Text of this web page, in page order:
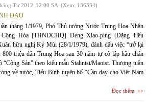
Tư 2012 12:00 SA (Xem: 136334)
ĐẠO
tháng 1/1979, Phó Thủ tướng Nước Trung Hoa Nhân
Cộng Hòa [THNDCHQ] Deng Xiao-ping [Đặng Tiểu
hữu nghị Kỷ Mùi (28/1/1979), đánh dấu việc “trở lại
triệu dân Trung Hoa sau 30 năm tự cô lập hầu chấn
Sản” theo kiểu mẫu Stalinist/Maoist. Thượng tuần
về nước, Tiểu Bình tuyên bố “Cần dạy cho Việt Nam
Đọc thêm